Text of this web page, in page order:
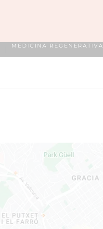
MEDICINA REGENERATIVA